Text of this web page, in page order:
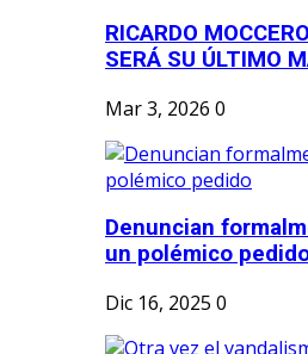
RICARDO
SERÁ SU ÚLTIMO
Mar 3, 2026 0
Denuncian
un polémico
Dic 16, 2025 0